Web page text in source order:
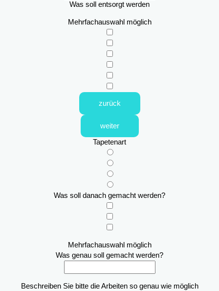
Was soll entsorgt werden
Mehrfachauswahl möglich
zurück
weiter
Tapetenart
Was soll danach gemacht werden?
Mehrfachauswahl möglich
Was genau soll gemacht werden?
Beschreiben Sie bitte die Arbeiten so genau wie möglich